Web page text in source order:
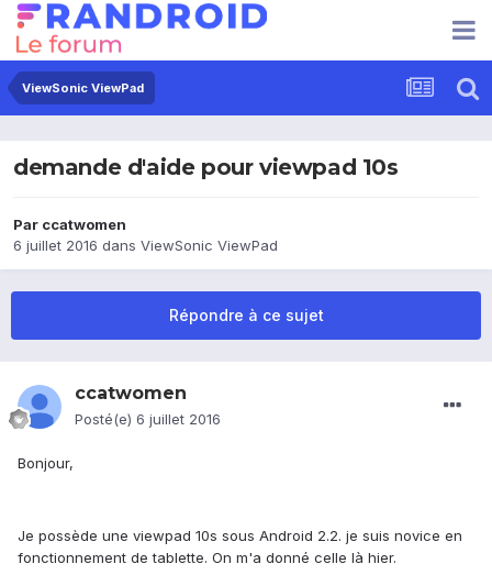
ViewSonic ViewPad
demande d'aide pour viewpad 10s
Par ccatwomen
6 juillet 2016 dans ViewSonic ViewPad
Répondre à ce sujet
ccatwomen
Posté(e) 6 juillet 2016
Bonjour,
Je possède une viewpad 10s sous Android 2.2. je suis novice en
fonctionnement de tablette. On m'a donné celle là hier.